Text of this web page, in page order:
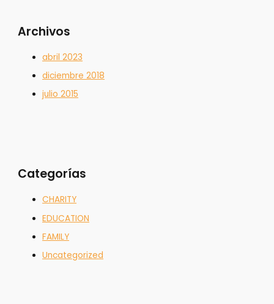
Archivos
abril 2023
diciembre 2018
julio 2015
Categorías
CHARITY
EDUCATION
FAMILY
Uncategorized